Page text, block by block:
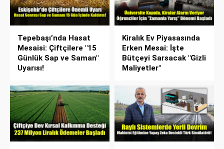
Tepebaşı’nda Hasat
Mesaisi: Çiftçilere "15
Günlük Sap ve Saman"
Uyarısı!
Kiralık Ev Piyasasında
Erken Mesai: İşte
Bütçeyi Sarsacak "Gizli
Maliyetler"